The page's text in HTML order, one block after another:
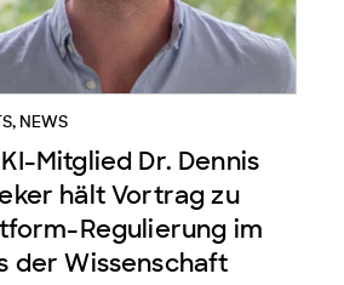
, NEWS
Mitglied Dr. Dennis
hält Vortrag zu
Regulierung im
der Wissenschaft